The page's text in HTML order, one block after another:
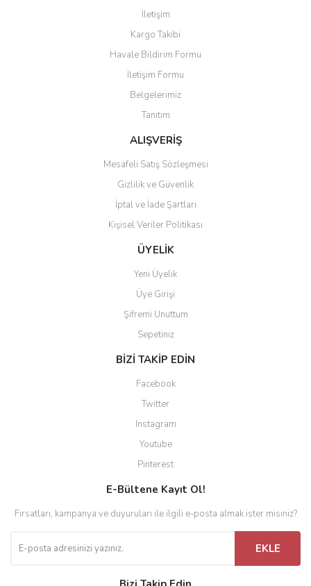
Gönder
İletişim
Kargo Takibi
Havale Bildirim Formu
İletişim Formu
Belgelerimiz
Tanıtım
ALIŞVERİŞ
Mesafeli Satış Sözleşmesi
Gizlilik ve Güvenlik
İptal ve İade Şartları
Kişisel Veriler Politikası
ÜYELİK
Yeni Üyelik
Üye Girişi
Şifremi Unuttum
Sepetiniz
BİZİ TAKİP EDİN
Facebook
Twitter
Instagram
Youtube
Pinterest
E-Bültene Kayıt Ol!
Fırsatları, kampanya ve duyuruları ile ilgili e-posta almak ister misiniz?
EKLE